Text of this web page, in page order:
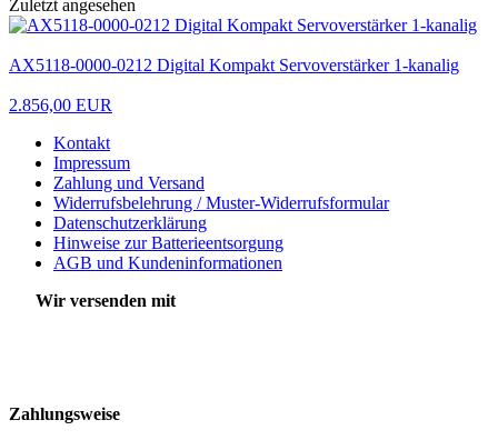
Zuletzt angesehen
AX5118-0000-0212 Digital Kompakt Servoverstärker 1-kanalig
2.856,00 EUR
Kontakt
Impressum
Zahlung und Versand
Widerrufsbelehrung / Muster-Widerrufsformular
Datenschutzerklärung
Hinweise zur Batterieentsorgung
AGB und Kundeninformationen
Wir versenden mit
Zahlungsweise